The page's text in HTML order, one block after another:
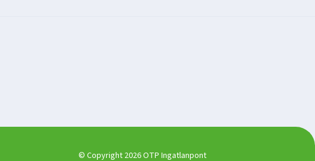
© Copyright 2026 OTP Ingatlanpont